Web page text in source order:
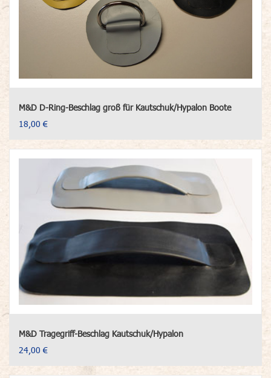
M&D D-Ring-Beschlag groß für Kautschuk/Hypalon Boote
18,00 €
M&D Tragegriff-Beschlag Kautschuk/Hypalon
24,00 €